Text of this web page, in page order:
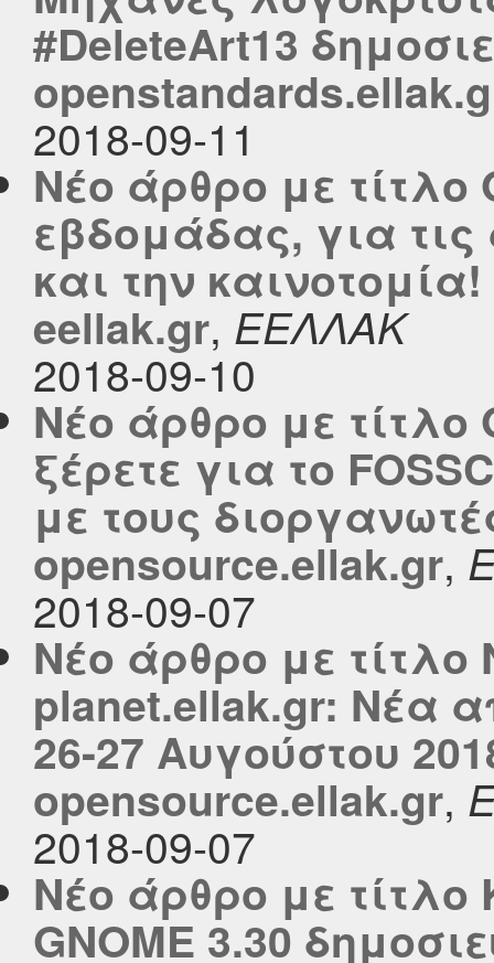
#DeleteArt13
2018-09-11
Νέο άρθρο με τίτλο
εβδομάδας, για τις
και την
eellak.gr, ΕΕΛΛΑΚ
2018-09-10
Νέο άρθρο με
ξέρετε για το
με τους
opensource.ellak.gr,
2018-09-07
Νέο άρθρο με
planet.ellak.gr: Νέα
26-27 Αυγούστου
opensource.ellak.gr,
2018-09-07
Νέο άρθρο με
GNOME 3.30